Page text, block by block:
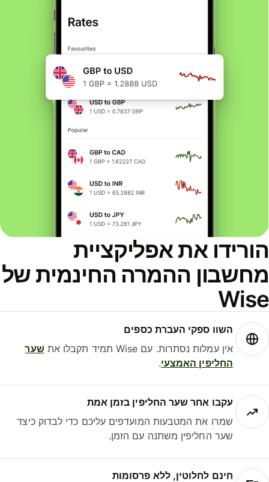
את אפליקציית
ההמרה החינמית של
השוו ספקי העברת כספים
אין עמלות נסתרות. עם Wise תמיד תקבלו את
שער
החליפין האמצעי.
עקבו אחר שער החליפין בזמן אמת
שמרו את המטבעות המועדפים עליכם כדי לבדוק כיצד
שער החליפין משתנה עם הזמן.
חינם לחלוטין, ללא פרסומות